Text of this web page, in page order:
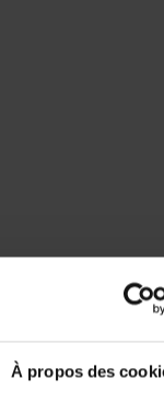
À propos des